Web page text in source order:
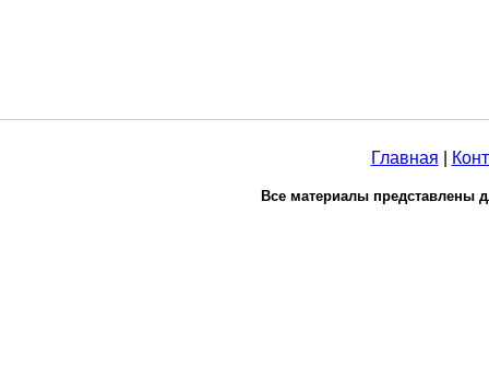
Главная
Все материалы представлены